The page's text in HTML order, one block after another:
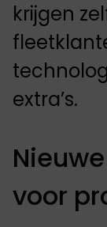
krijgen
extra’s.
voor